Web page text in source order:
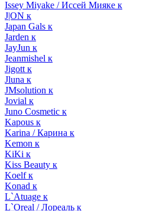
Issey Miyake / Иссей Мияке к
J|ON к
Japan Gals к
Jarden к
JayJun к
Jeanmishel к
Jigott к
Jluna к
JMsolution к
Jovial к
Juno Cosmetic к
Kapous к
Karina / Карина к
Kemon к
KiKi к
Kiss Beauty к
Koelf к
Konad к
L`Atuage к
L`Oreal / Лореаль к